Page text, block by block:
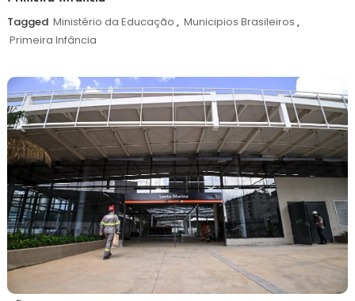
maio
de
Tagged Ministério da Educação , Municipios Brasileiros ,
Primeira Infância